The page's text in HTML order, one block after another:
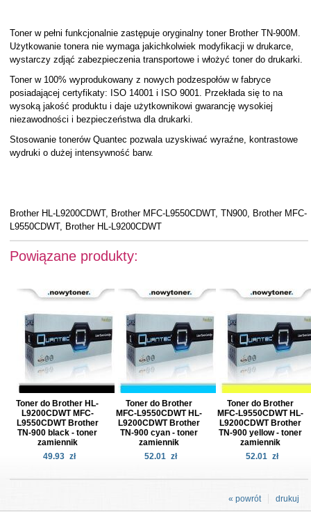
Toner w pełni funkcjonalnie zastępuje oryginalny toner Brother TN-900M.
Użytkowanie tonera nie wymaga jakichkolwiek modyfikacji w drukarce,
wystarczy zdjąć zabezpieczenia transportowe i włożyć toner do drukarki.
Toner w 100% wyprodukowany z nowych podzespołów w fabryce
posiadającej certyfikaty: ISO 14001 i ISO 9001. Przekłada się to na
wysoką jakość produktu i daje użytkownikowi gwarancję wysokiej
niezawodności i bezpieczeństwa dla drukarki.
Stosowanie tonerów Quantec pozwala uzyskiwać wyraźne, kontrastowe
wydruki o dużej intensywność barw.
Brother HL-L9200CDWT, Brother MFC-L9550CDWT, TN900, Brother MFC-
L9550CDWT, Brother HL-L9200CDWT
Powiązane produkty:
Toner do Brother HL-
L9200CDWT MFC-
L9550CDWT Brother
TN-900 black - toner
zamiennik
49.93 zł
Toner do Brother
MFC-L9550CDWT HL-
L9200CDWT Brother
TN-900 cyan - toner
zamiennik
52.01 zł
Toner do Brother
MFC-L9550CDWT HL-
L9200CDWT Brother
TN-900 yellow - toner
zamiennik
52.01 zł
drukuj
« powrót